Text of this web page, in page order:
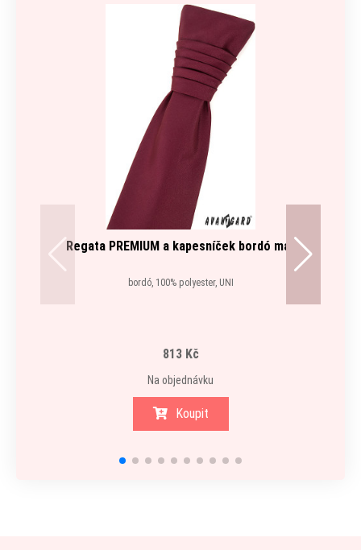
Regata PREMIUM a kapesníček bordó mat
bordó, 100% polyester, UNI
813 Kč
Na objednávku
Koupit